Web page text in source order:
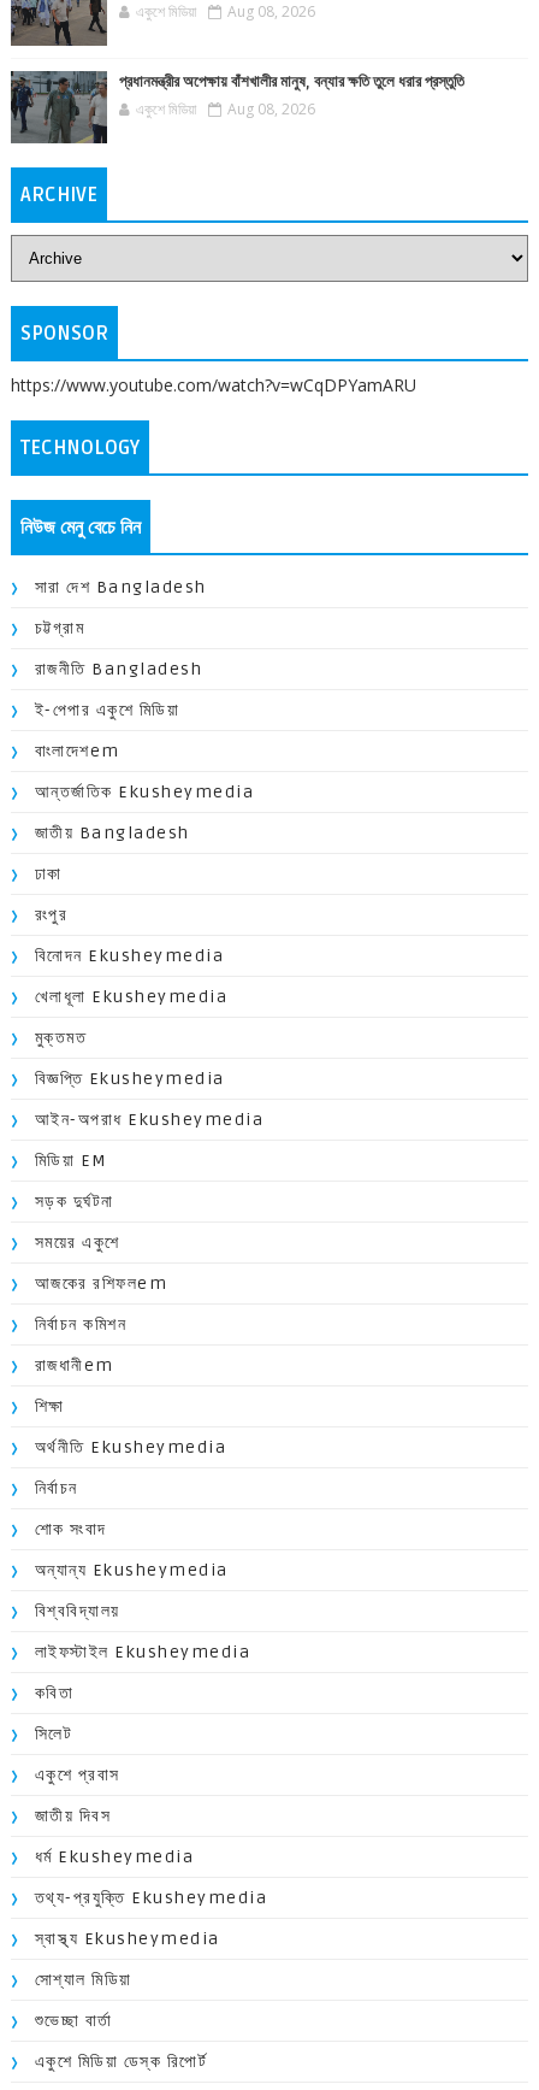
একুশে মিডিয়া Aug 08, 2026
প্রধানমন্ত্রীর অপেক্ষায় বাঁশখালীর মানুষ, বন্যার ক্ষতি তুলে ধরার প্রস্তুতি
একুশে মিডিয়া Aug 08, 2026
ARCHIVE
SPONSOR
https://www.youtube.com/watch?v=wCqDPYamARU
TECHNOLOGY
নিউজ মেনু বেচে নিন
সারা দেশ Bangladesh
চট্টগ্রাম
রাজনীতি Bangladesh
ই-পেপার একুশে মিডিয়া
বাংলাদেশem
আন্তর্জাতিক Ekusheymedia
জাতীয় Bangladesh
ঢাকা
রংপুর
বিনোদন Ekusheymedia
খেলাধূলা Ekusheymedia
মুক্তমত
বিজ্ঞপ্তি Ekusheymedia
আইন-অপরাধ Ekusheymedia
মিডিয়া EM
সড়ক দুর্ঘটনা
সময়ের একুশে
আজকের রশিফলem
নির্বাচন কমিশন
রাজধানীem
শিক্ষা
অর্থনীতি Ekusheymedia
নির্বাচন
শোক সংবাদ
অন্যান্য Ekusheymedia
বিশ্ববিদ্যালয়
লাইফস্টাইল Ekusheymedia
কবিতা
সিলেট
একুশে প্রবাস
জাতীয় দিবস
ধর্ম Ekusheymedia
তথ্য-প্রযুক্তি Ekusheymedia
স্বাস্থ্য Ekusheymedia
সোশ্যাল মিডিয়া
শুভেচ্ছা বার্তা
একুশে মিডিয়া ডেস্ক রিপোর্ট